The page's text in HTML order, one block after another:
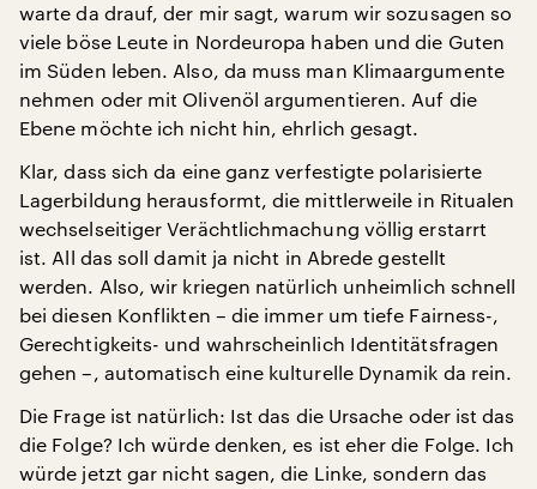
warte da drauf, der mir sagt, warum wir sozusagen so
viele böse Leute in Nordeuropa haben und die Guten
im Süden leben. Also, da muss man Klimaargumente
nehmen oder mit Olivenöl argumentieren. Auf die
Ebene möchte ich nicht hin, ehrlich gesagt.
Klar, dass sich da eine ganz verfestigte polarisierte
Lagerbildung herausformt, die mittlerweile in Ritualen
wechselseitiger Verächtlichmachung völlig erstarrt
ist. All das soll damit ja nicht in Abrede gestellt
werden. Also, wir kriegen natürlich unheimlich schnell
bei diesen Konflikten – die immer um tiefe Fairness-,
Gerechtigkeits- und wahrscheinlich Identitätsfragen
gehen –, automatisch eine kulturelle Dynamik da rein.
Die Frage ist natürlich: Ist das die Ursache oder ist das
die Folge? Ich würde denken, es ist eher die Folge. Ich
würde jetzt gar nicht sagen, die Linke, sondern das